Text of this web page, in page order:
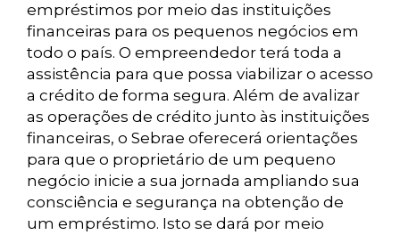
empréstimos por meio das instituições
financeiras para os pequenos negócios em
todo o país. O empreendedor terá toda a
assistência para que possa viabilizar o acesso
a crédito de forma segura. Além de avalizar
as operações de crédito junto às instituições
financeiras, o Sebrae oferecerá orientações
para que o proprietário de um pequeno
negócio inicie a sua jornada ampliando sua
consciência e segurança na obtenção de
um empréstimo. Isto se dará por meio